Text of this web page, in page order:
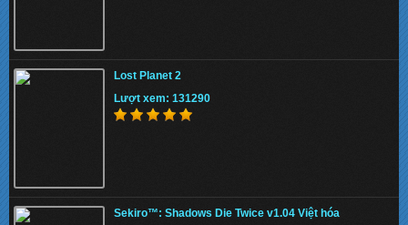
Sekiro™: Shadows Die Twice v1.04 Việt hóa
Lượt xem: 153459
PES 2019 SMoKE Patch EXECO – Patch PES
2019 mới nhất
Lost Planet 2
Lượt xem: 131290
Sekiro™: Shadows Die Twice v1.04 Việt hóa